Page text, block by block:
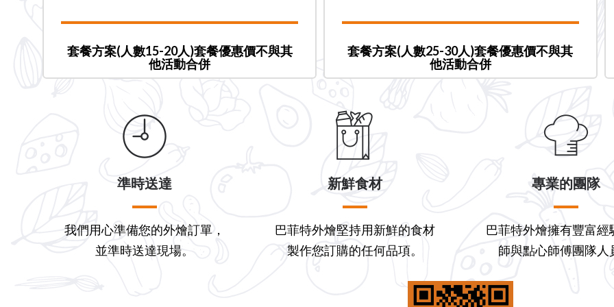
套餐方案(人數15-20人)套餐優惠價不與其
他活動合併
套餐方案(人數25-30人)套餐優惠價不與其
他活動合併
準時送達
我們用心準備您的外燴訂單，
並準時送達現場。
新鮮食材
巴菲特外燴堅持用新鮮的食材
製作您訂購的任何品項。
專業的團隊
巴菲特外燴擁有豐富經
師與點心師傅團隊人